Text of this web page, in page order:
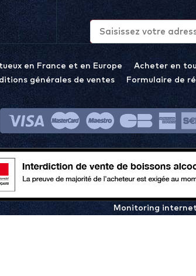
en France et en Europe Acheter en
générales de ventes
Formulaire de
Monitoring